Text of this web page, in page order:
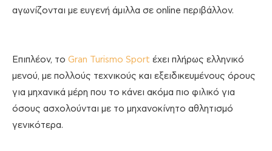
αγωνίζονται με ευγενή άμιλλα σε online περιβάλλον.
Επιπλέον, το Gran Turismo Sport έχει πλήρως ελληνικό
μενού, με πολλούς τεχνικούς και εξειδικευμένους όρους
για μηχανικά μέρη που το κάνει ακόμα πιο φιλικό για
όσους ασχολούνται με το μηχανοκίνητο αθλητισμό
γενικότερα.